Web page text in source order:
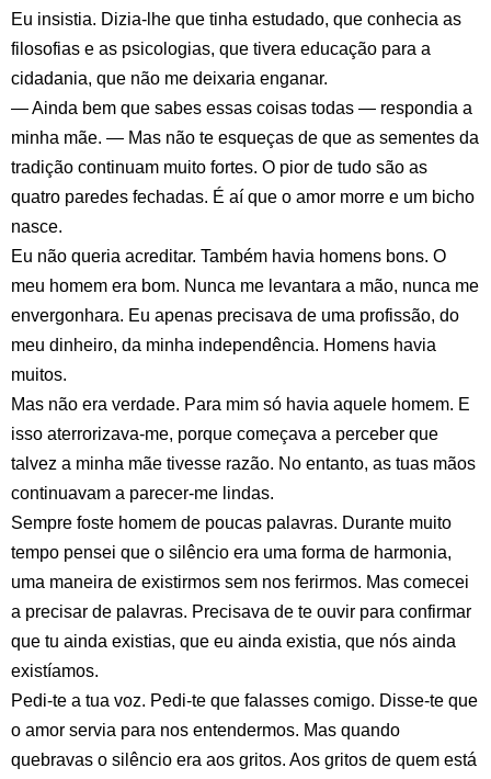
Eu insistia. Dizia-lhe que tinha estudado, que conhecia as
filosofias e as psicologias, que tivera educação para a
cidadania, que não me deixaria enganar.
— Ainda bem que sabes essas coisas todas — respondia a
minha mãe. — Mas não te esqueças de que as sementes da
tradição continuam muito fortes. O pior de tudo são as
quatro paredes fechadas. É aí que o amor morre e um bicho
nasce.
Eu não queria acreditar. Também havia homens bons. O
meu homem era bom. Nunca me levantara a mão, nunca me
envergonhara. Eu apenas precisava de uma profissão, do
meu dinheiro, da minha independência. Homens havia
muitos.
Mas não era verdade. Para mim só havia aquele homem. E
isso aterrorizava-me, porque começava a perceber que
talvez a minha mãe tivesse razão. No entanto, as tuas mãos
continuavam a parecer-me lindas.
Sempre foste homem de poucas palavras. Durante muito
tempo pensei que o silêncio era uma forma de harmonia,
uma maneira de existirmos sem nos ferirmos. Mas comecei
a precisar de palavras. Precisava de te ouvir para confirmar
que tu ainda existias, que eu ainda existia, que nós ainda
existíamos.
Pedi-te a tua voz. Pedi-te que falasses comigo. Disse-te que
o amor servia para nos entendermos. Mas quando
quebravas o silêncio era aos gritos. Aos gritos de quem está